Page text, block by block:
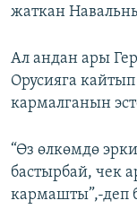
жаткан
Ал андан ары
Орусияга
кармалганын
“Өз өлкөмдө
бастырбай, чек
кармашты”,-деп